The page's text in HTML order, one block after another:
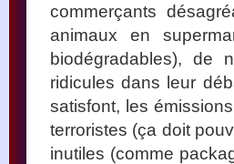
commerçants
animaux en
biodégradables), de
ridicules dans leur
satisfont, les
terroristes (ça doit
inutiles (comme